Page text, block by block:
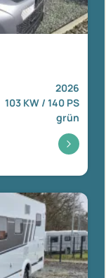
2026
103 KW / 140 PS
grün